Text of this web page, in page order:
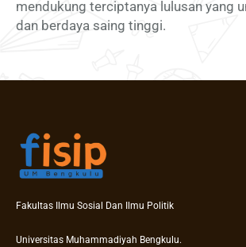
mendukung terciptanya lulusan yang
dan berdaya saing tinggi.
Fakultas Ilmu Sosial Dan Ilmu Politik
Universitas Muhammadiyah Bengkulu.